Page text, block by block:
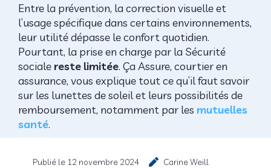
Entre la prévention, la correction visuelle et
l’usage spécifique dans certains environnements,
leur utilité dépasse le confort quotidien.
Pourtant, la prise en charge par la Sécurité
sociale reste limitée. Ça Assure, courtier en
assurance, vous explique tout ce qu’il faut savoir
sur les lunettes de soleil et leurs possibilités de
remboursement, notamment par les mutuelles
santé.
Publié le 12 novembre 2024 Carine Weill